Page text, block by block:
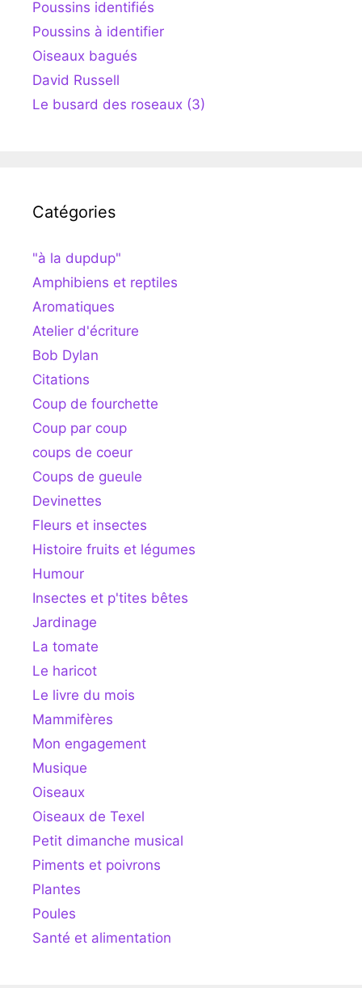
Poussins identifiés
Poussins à identifier
Oiseaux bagués
David Russell
Le busard des roseaux (3)
Catégories
"à la dupdup"
Amphibiens et reptiles
Aromatiques
Atelier d'écriture
Bob Dylan
Citations
Coup de fourchette
Coup par coup
coups de coeur
Coups de gueule
Devinettes
Fleurs et insectes
Histoire fruits et légumes
Humour
Insectes et p'tites bêtes
Jardinage
La tomate
Le haricot
Le livre du mois
Mammifères
Mon engagement
Musique
Oiseaux
Oiseaux de Texel
Petit dimanche musical
Piments et poivrons
Plantes
Poules
Santé et alimentation